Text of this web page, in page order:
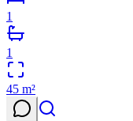
1
1
45 m²